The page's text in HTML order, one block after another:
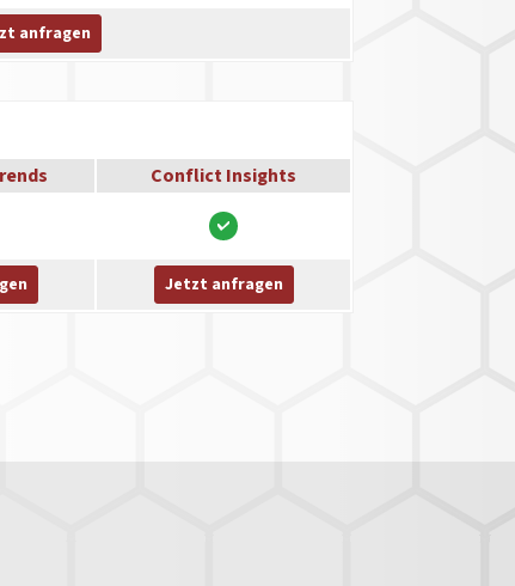
anfragen
Conflict Insights
Jetzt anfragen